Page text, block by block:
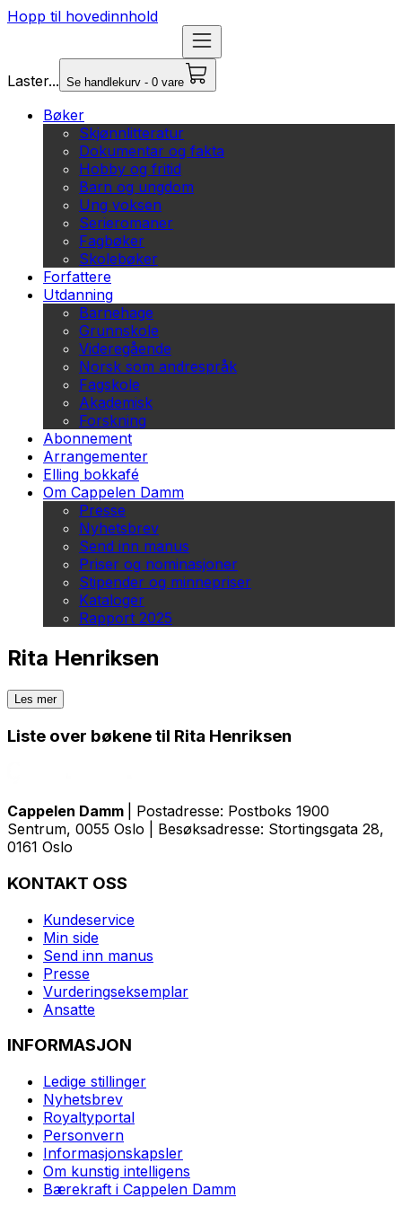
Hopp til hovedinnhold
Laster... Se handlekurv - 0 vare
Bøker
Skjønnlitteratur
Dokumentar og fakta
Hobby og fritid
Barn og ungdom
Ung voksen
Serieromaner
Fagbøker
Skolebøker
Forfattere
Utdanning
Barnehage
Grunnskole
Videregående
Norsk som andrespråk
Fagskole
Akademisk
Forskning
Abonnement
Arrangementer
Elling bokkafé
Om Cappelen Damm
Presse
Nyhetsbrev
Send inn manus
Priser og nominasjoner
Stipender og minnepriser
Kataloger
Rapport 2025
Rita Henriksen
Les mer
Liste over bøkene til Rita Henriksen
Cappelen Damm
| Postadresse: Postboks 1900
Sentrum, 0055 Oslo | Besøksadresse: Stortingsgata 28,
0161 Oslo
KONTAKT OSS
Kundeservice
Min side
Send inn manus
Presse
Vurderingseksemplar
Ansatte
INFORMASJON
Ledige stillinger
Nyhetsbrev
Royaltyportal
Personvern
Informasjonskapsler
Om kunstig intelligens
Bærekraft i Cappelen Damm